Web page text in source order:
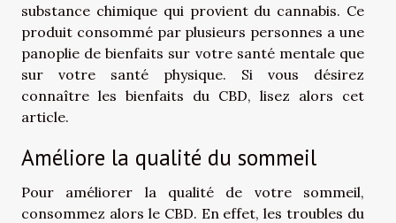
substance chimique qui provient du cannabis. Ce
produit consommé par plusieurs personnes a une
panoplie de bienfaits sur votre santé mentale que
sur votre santé physique. Si vous désirez
connaître les bienfaits du CBD, lisez alors cet
article.
Améliore la qualité du sommeil
Pour améliorer la qualité de votre sommeil,
consommez alors le CBD. En effet, les troubles du